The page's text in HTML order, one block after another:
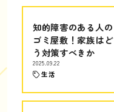
知的障害のある人の
ゴミ屋敷！家族はど
う対策すべきか
2025.09.22
生活